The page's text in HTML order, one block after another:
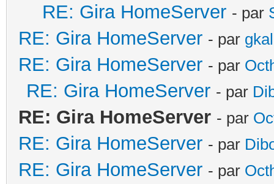
RE: Gira HomeServer - par
RE: Gira HomeServer - par
RE: Gira HomeServer - par
RE: Gira HomeServer - par
RE: Gira HomeServer - par
RE: Gira HomeServer - par
RE: Gira HomeServer - par